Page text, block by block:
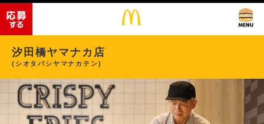
汐田橋ヤマナカ店
(シオタバシヤマナカテン)